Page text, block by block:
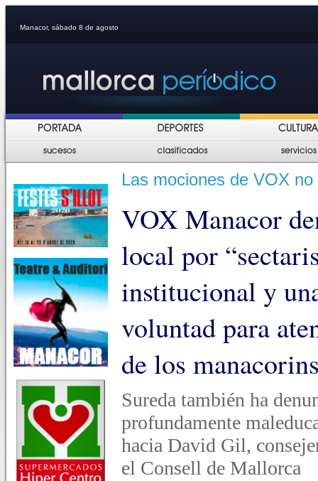
Manacor, sábado 8 de agosto
Las mociones de VOX
VOX Manacor
local por
institucional y
voluntad para
de los
Sureda también ha
profundamente
hacia David Gil,
el Consell de Mallorca